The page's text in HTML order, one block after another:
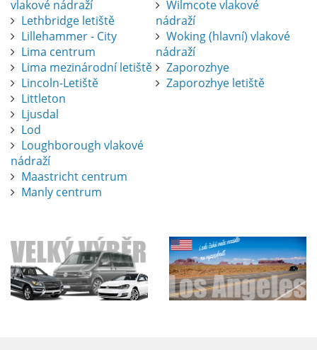
vlakové nádraží
Lethbridge letiště
Lillehammer - City
Lima centrum
Lima mezinárodní letiště
Lincoln-Letiště
Littleton
Ljusdal
Lod
Loughborough vlakové
nádraží
Maastricht centrum
Manly centrum
Wilmcote vlakové
nádraží
Woking (hlavní) vlakové
nádraží
Zaporozhye
Zaporozhye letiště